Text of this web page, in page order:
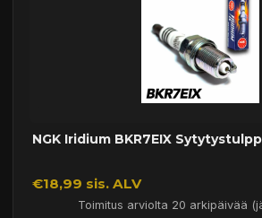
NGK Iridium BKR7EIX
€18,99 sis. ALV
Toimitus arviolta 20 arkipäivää